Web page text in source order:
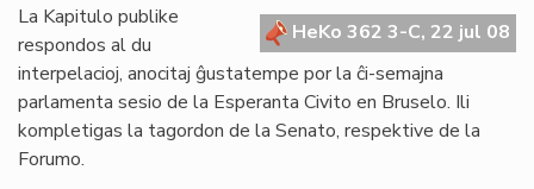
HeKo 362 3-C, 22 jul 08
La Kapitulo publike
respondos al du
interpelacioj, anocitaj ĝustatempe por la ĉi-semajna
parlamenta sesio de la Esperanta Civito en Bruselo. Ili
kompletigas la tagordon de la Senato, respektive de la
Forumo.